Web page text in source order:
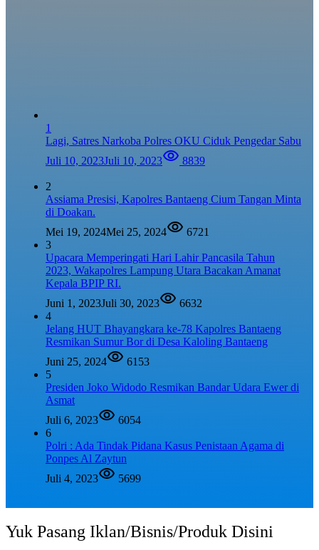
1
Lagi, Satres Narkoba Polres OKU Ciduk Pengedar Sabu
Juli 10, 2023Juli 10, 2023 8839
2
Assiama Presisi, Kapolres Bantaeng Cium Tangan Minta
di Doakan.
Mei 19, 2024Mei 25, 2024
6721
3
Upacara Memperingati Hari Lahir Pancasila Tahun
2023, Wakapolres Lampung Utara Bacakan Amanat
Kepala BPIP RI.
Juni 1, 2023Juli 30, 2023
6632
4
Jelang HUT Bhayangkara ke-78 Kapolres Bantaeng
Resmikan Sumur Bor di Desa Kaloling Bantaeng
Juni 25, 2024
6153
5
Presiden Joko Widodo Resmikan Bandar Udara Ewer di
Asmat
Juli 6, 2023
6054
6
Polri : Ada Tindak Pidana Kasus Penistaan Agama di
Ponpes Al Zaytun
Juli 4, 2023
5699
Yuk Pasang Iklan/Bisnis/Produk Disini